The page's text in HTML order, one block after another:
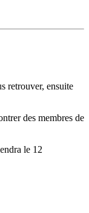
retrouver, ensuite
des membres de
le 12